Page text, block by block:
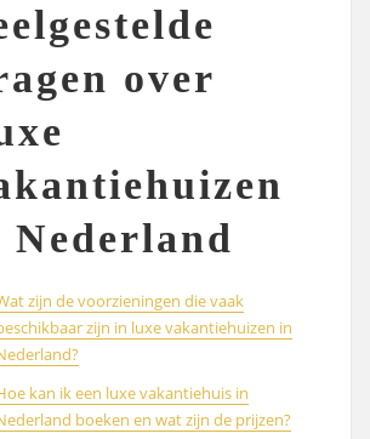
over
Nederland
zijn de voorzieningen die vaak
zijn in luxe vakantiehuizen in
kan ik een luxe vakantiehuis in
boeken en wat zijn de prijzen?